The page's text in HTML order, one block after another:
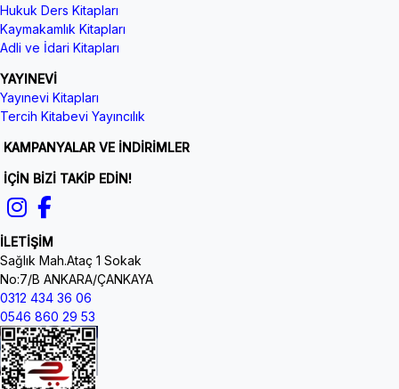
Hukuk Ders Kitapları
Kaymakamlık Kitapları
Adli ve İdari Kitapları
YAYINEVİ
Yayınevi Kitapları
Tercih Kitabevi Yayıncılık
KAMPANYALAR VE İNDİRİMLER
İÇİN BİZİ TAKİP EDİN!
İLETİŞİM
Sağlık Mah.Ataç 1 Sokak
No:7/B ANKARA/ÇANKAYA
0312 434 36 06
0546 860 29 53